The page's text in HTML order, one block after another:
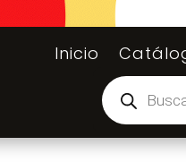
Inicio
Búsqueda
de
productos